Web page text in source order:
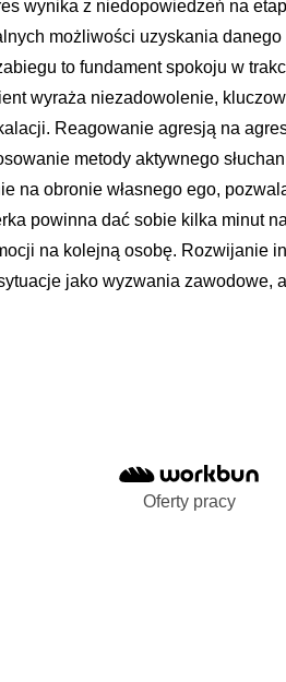
wynika z niedopowiedzeń na
możliwości uzyskania
to fundament spokoju w
wyraża niezadowolenie,
Reagowanie agresją na
metody aktywnego
na obronie własnego ego,
powinna dać sobie kilka minut
na kolejną osobę. Rozwijanie
jako wyzwania zawodowe,
Oferty pracy